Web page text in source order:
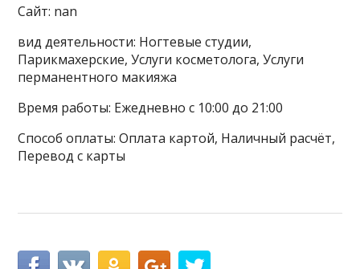
Сайт: nan
вид деятельности: Ногтевые студии,
Парикмахерские, Услуги косметолога, Услуги
перманентного макияжа
Время работы: Ежедневно с 10:00 до 21:00
Способ оплаты: Оплата картой, Наличный расчёт,
Перевод с карты